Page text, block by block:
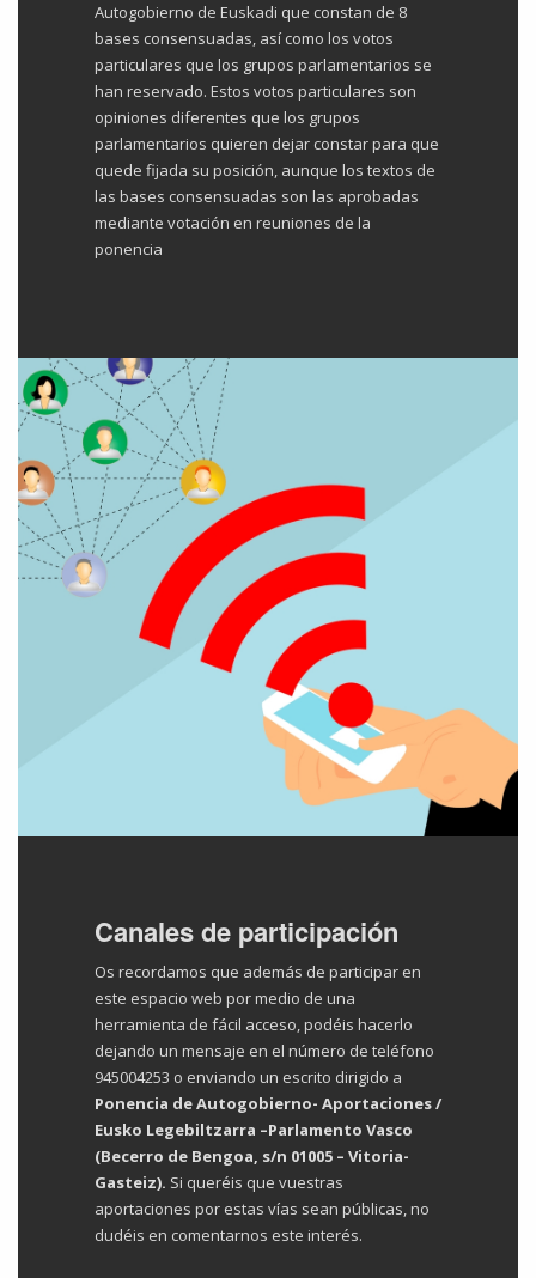
Autogobierno de Euskadi que constan de 8
bases consensuadas, así como los votos
particulares que los grupos parlamentarios se
han reservado. Estos votos particulares son
opiniones diferentes que los grupos
parlamentarios quieren dejar constar para que
quede fijada su posición, aunque los textos de
las bases consensuadas son las aprobadas
mediante votación en reuniones de la
ponencia
Canales de participación
Os recordamos que además de participar en
este espacio web por medio de una
herramienta de fácil acceso, podéis hacerlo
dejando un mensaje en el número de teléfono
945004253 o enviando un escrito dirigido a
Ponencia de Autogobierno- Aportaciones /
Eusko Legebiltzarra –Parlamento Vasco
(Becerro de Bengoa, s/n 01005 – Vitoria-
Gasteiz). Si queréis que vuestras
aportaciones por estas vías sean públicas, no
dudéis en comentarnos este interés.